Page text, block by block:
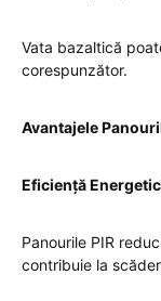
Vata bazaltică
corespunzător.
Avantajele
Eficiență
Panourile PIR
contribuie la